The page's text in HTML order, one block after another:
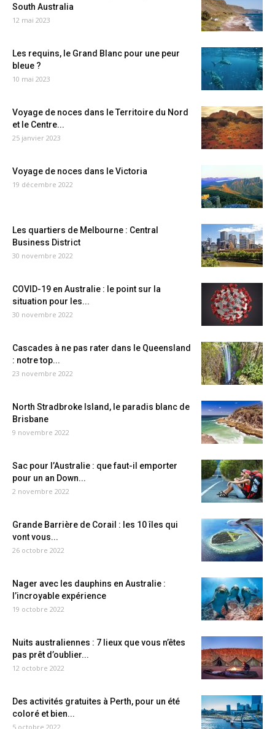
South Australia
12 mai 2023
Les requins, le Grand Blanc pour une peur
bleue ?
10 mai 2023
Voyage de noces dans le Territoire du Nord
et le Centre...
25 janvier 2023
Voyage de noces dans le Victoria
19 décembre 2022
Les quartiers de Melbourne : Central
Business District
30 novembre 2022
COVID-19 en Australie : le point sur la
situation pour les...
30 novembre 2022
Cascades à ne pas rater dans le Queensland
: notre top...
23 novembre 2022
North Stradbroke Island, le paradis blanc de
Brisbane
9 novembre 2022
Sac pour l’Australie : que faut-il emporter
pour un an Down...
2 novembre 2022
Grande Barrière de Corail : les 10 îles qui
vont vous...
26 octobre 2022
Nager avec les dauphins en Australie :
l’incroyable expérience
19 octobre 2022
Nuits australiennes : 7 lieux que vous n’êtes
pas prêt d’oublier...
12 octobre 2022
Des activités gratuites à Perth, pour un été
coloré et bien...
5 octobre 2022